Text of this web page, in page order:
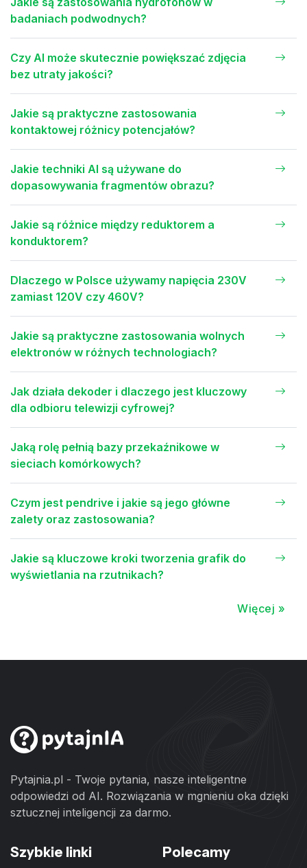
badaniach podwodnych?
Czy AI może skutecznie powiększać zdjęcia
bez utraty jakości?
Jakie są praktyczne zastosowania
kontaktowej różnicy potencjałów?
Jakie techniki AI są używane do
dopasowywania fragmentów obrazu?
Jakie są różnice między reduktorem a
konduktorem?
Dlaczego w Polsce używamy napięcia 230V
zamiast 120V czy 460V?
Jakie są praktyczne zastosowania wolnych
elektronów w różnych technologiach?
Jak działa dekoder i dlaczego jest kluczowy
dla odbioru telewizji cyfrowej?
Jaką rolę pełnią bazy przekaźnikowe w
sieciach komórkowych?
Czym jest pendrive i jakie są jego główne
zalety oraz zastosowania?
Jakie są kluczowe kroki tworzenia grafik do
wyświetlania na rzutnikach?
Więcej »
Pytajnia.pl - Twoje pytania, nasze inteligentne
odpowiedzi od AI. Rozwiązania w mgnieniu oka dzięki
sztucznej inteligencji za darmo.
Szybkie linki Polecamy